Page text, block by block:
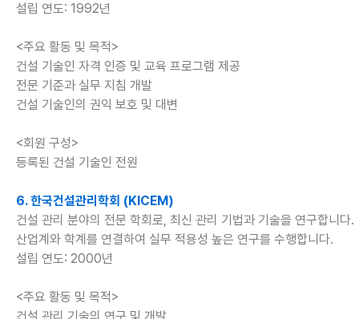
설립 연도: 1992년
<주요 활동 및 목적>
건설 기술인 자격 인증 및 교육 프로그램 제공
전문 기준과 실무 지침 개발
건설 기술인의 권익 보호 및 대변
<회원 구성>
등록된 건설 기술인 전원
6. 한국건설관리학회 (KICEM)
건설 관리 분야의 전문 학회로, 최신 관리 기법과 기술을 연구합니다.
산업계와 학계를 연결하여 실무 적용성 높은 연구를 수행합니다.
설립 연도: 2000년
<주요 활동 및 목적>
건설 관리 기술의 연구 및 개발